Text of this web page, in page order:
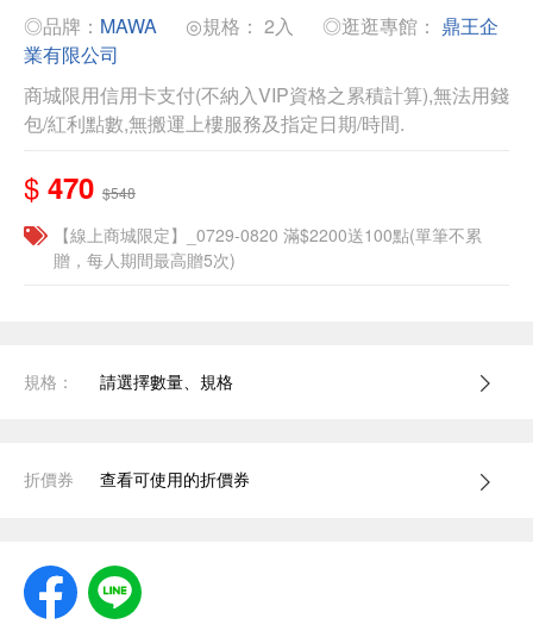
◎品牌： MAWA ◎規格： 2入 ◎逛逛專館： 鼎王企
業有限公司
商城限用信用卡支付(不納入VIP資格之累積計算),無法用錢
包/紅利點數,無搬運上樓服務及指定日期/時間.
$ 470 $548
【線上商城限定】_0729-0820 滿$2200送100點(單筆不累
贈，每人期間最高贈5次)
規格： 請選擇數量、規格
折價券 查看可使用的折價券